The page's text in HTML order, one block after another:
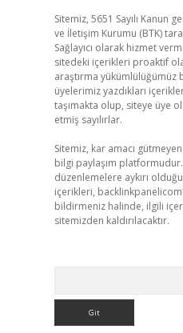
Sitemiz, 5651 Sayılı Kanun
ve İletişim Kurumu (BTK)
Sağlayıcı olarak hizmet
sitedeki içerikleri proaktif
araştırma yükümlülüğümüz
üyelerimiz yazdıkları
taşımakta olup, siteye üye
etmiş sayılırlar.
Sitemiz, kar amacı
bilgi paylaşım
düzenlemelere aykırı
içerikleri,
bildirmeniz halinde, ilgili
sitemizden kaldırılacaktır.